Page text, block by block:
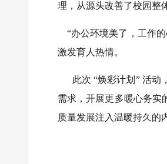
理，从源头改善了校园整
“办公环境美了，工作的
激发育人热情。
此次 “焕彩计划” 活动
需求，开展更多暖心务实
质量发展注入温暖持久的